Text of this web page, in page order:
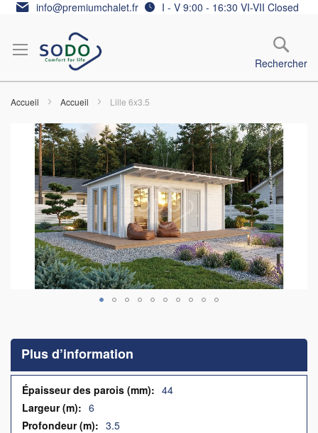
Allez info@premiumchalet.fr I - V 9:00 - 16:30 VI-VII Closed
Rechercher
Accueil Accueil Lille 6x3.5
images
gallery
the
beginning
of
the
images
gallery
Plus d’information
Plus
d’information
44
6
3.5